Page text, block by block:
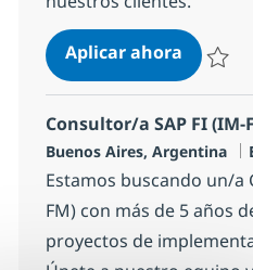
Aplicar ahora
Consultor/a SAP FI (IM-
Ubicación
Buenos Aires, Argentina
Estamos buscando un/a
FM) con más de 5 años
proyectos de